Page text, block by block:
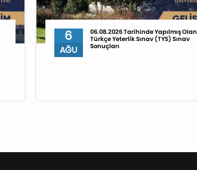
6
AĞU
06.08.2026 Tarihinde Yapılmış Olan
Türkçe Yeterlik Sınav (TYS) Sınav
Sonuçları